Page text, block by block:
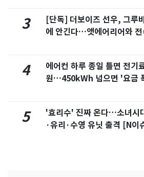
3
[단독] 더보이즈 선우, 그루
에 안긴다…앳에어리어와 전
4
에어컨 하루 종일 틀면 전기
원…450kWh 넘으면 '요금
5
'효리수' 진짜 온다…소녀시
·유리·수영 유닛 출격 [N이